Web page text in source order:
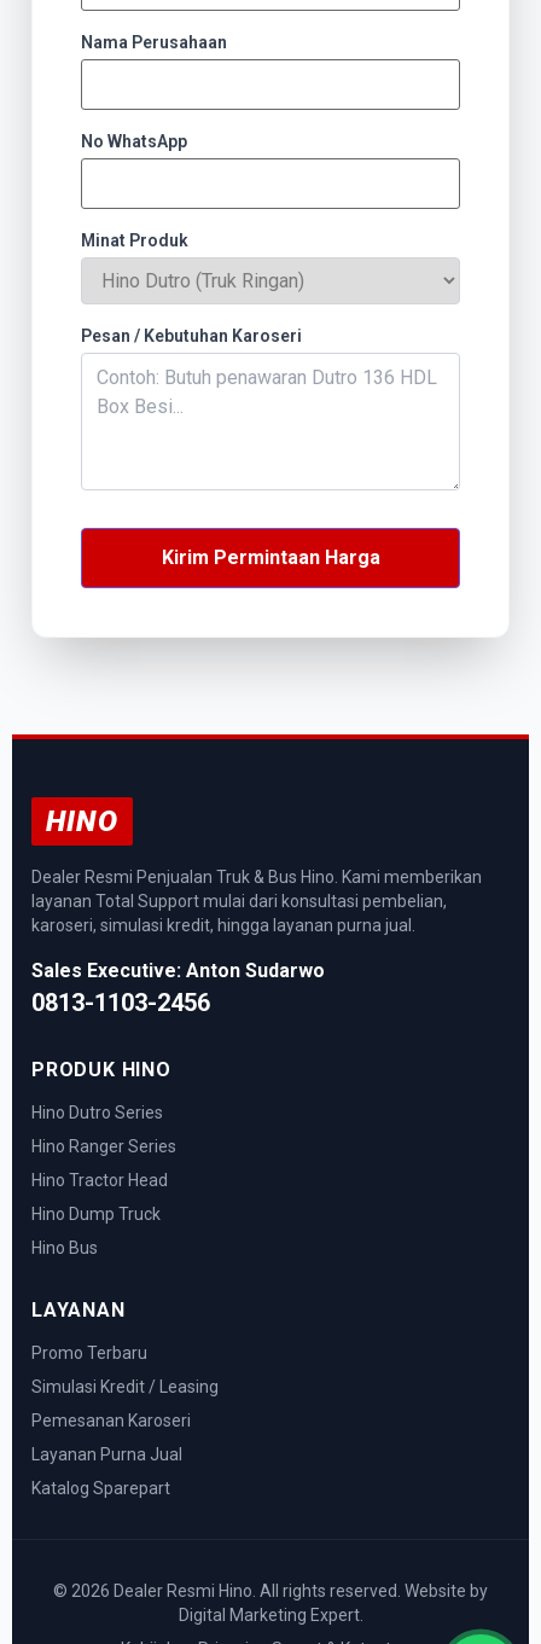
Nama Perusahaan
No WhatsApp
Minat Produk
Pesan / Kebutuhan Karoseri
Kirim Permintaan Harga
HINO
Dealer Resmi Penjualan Truk & Bus Hino. Kami memberikan
layanan Total Support mulai dari konsultasi pembelian,
karoseri, simulasi kredit, hingga layanan purna jual.
Sales Executive: Anton Sudarwo
0813-1103-2456
PRODUK HINO
Hino Dutro Series
Hino Ranger Series
Hino Tractor Head
Hino Dump Truck
Hino Bus
LAYANAN
Promo Terbaru
Simulasi Kredit / Leasing
Pemesanan Karoseri
Layanan Purna Jual
Katalog Sparepart
© 2026 Dealer Resmi Hino. All rights reserved. Website by
Digital Marketing Expert.